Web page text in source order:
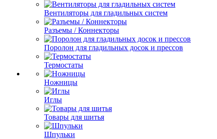
Вентиляторы для гладильных систем
Разъемы / Коннекторы
Поролон для гладильных досок и прессов
Термостаты
Ножницы
Иглы
Товары для шитья
Шпульки